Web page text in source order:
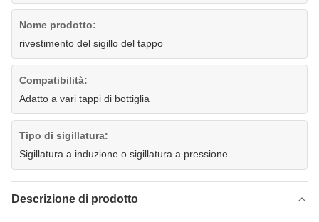
Nome prodotto:
rivestimento del sigillo del tappo
Compatibilità:
Adatto a vari tappi di bottiglia
Tipo di sigillatura:
Sigillatura a induzione o sigillatura a pressione
Descrizione di prodotto